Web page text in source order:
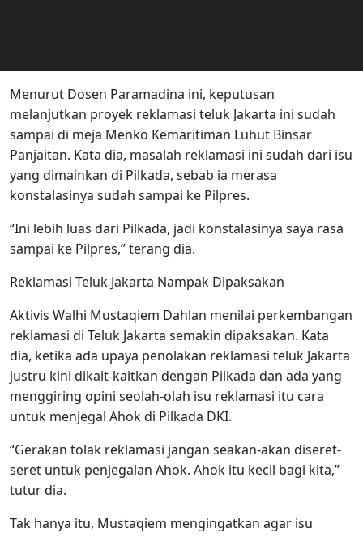
Menurut Dosen Paramadina ini, keputusan
melanjutkan proyek reklamasi teluk Jakarta ini sudah
sampai di meja Menko Kemaritiman Luhut Binsar
Panjaitan. Kata dia, masalah reklamasi ini sudah dari isu
yang dimainkan di Pilkada, sebab ia merasa
konstalasinya sudah sampai ke Pilpres.
“Ini lebih luas dari Pilkada, jadi konstalasinya saya rasa
sampai ke Pilpres,” terang dia.
Reklamasi Teluk Jakarta Nampak Dipaksakan
Aktivis Walhi Mustaqiem Dahlan menilai perkembangan
reklamasi di Teluk Jakarta semakin dipaksakan. Kata
dia, ketika ada upaya penolakan reklamasi teluk Jakarta
justru kini dikait-kaitkan dengan Pilkada dan ada yang
menggiring opini seolah-olah isu reklamasi itu cara
untuk menjegal Ahok di Pilkada DKI.
“Gerakan tolak reklamasi jangan seakan-akan diseret-
seret untuk penjegalan Ahok. Ahok itu kecil bagi kita,”
tutur dia.
Tak hanya itu, Mustaqiem mengingatkan agar isu